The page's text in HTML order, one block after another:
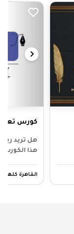
كورس
هل تريد
هذا
القاهرة كلها